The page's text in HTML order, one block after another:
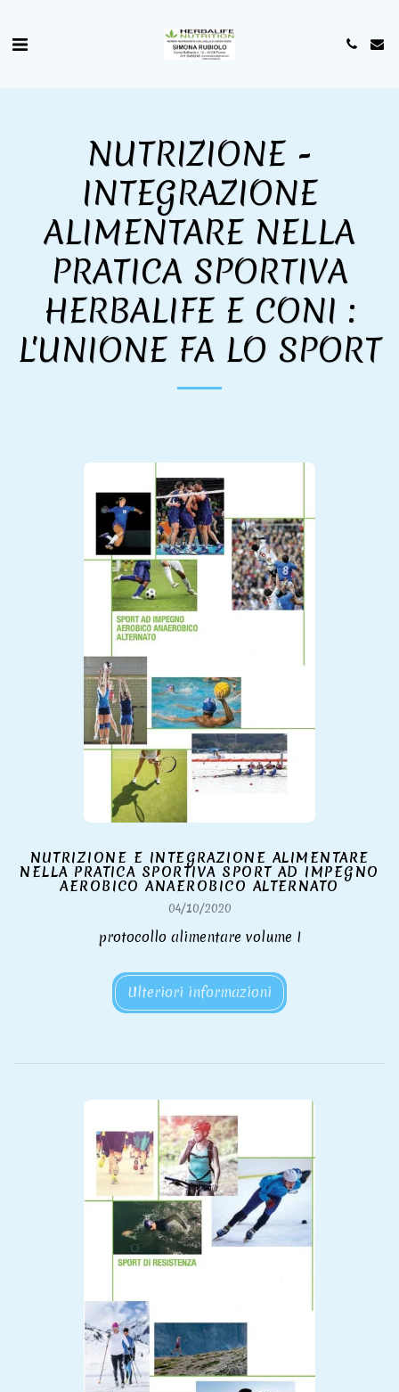
NUTRIZIONE -
INTEGRAZIONE
ALIMENTARE NELLA
PRATICA SPORTIVA
HERBALIFE E CONI :
L'UNIONE FA LO SPORT
NUTRIZIONE E INTEGRAZIONE ALIMENTARE
NELLA PRATICA SPORTIVA SPORT AD IMPEGNO
AEROBICO ANAEROBICO ALTERNATO
04/10/2020
protocollo alimentare volume I
Ulteriori informazioni